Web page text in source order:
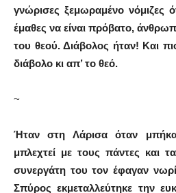
γνώρισες ξεμωραμένο νόμιζες
έμαθες να είναι πρόβατο,
του θεού. Διάβολος ήταν! Και
διάβολο κι απ’ το θεό.
~
Ήταν στη Λάρισα όταν
μπλεχτεί με τους πάντες και
συνεργάτη του τον έφαγαν
Σπύρος εκμεταλλεύτηκε την